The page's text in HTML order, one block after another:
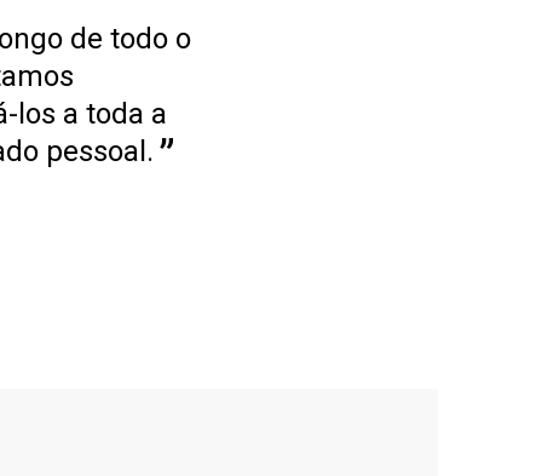
de todo o
los a toda a
pessoal.